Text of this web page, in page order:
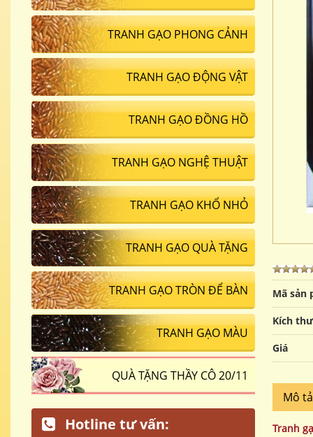
Mã sản
Kích
Giá
Mô
Tranh
TRANH GẠO PHONG CẢNH
TRANH GẠO ĐỘNG VẬT
TRANH GẠO ĐỒNG HỒ
TRANH GẠO NGHỆ THUẬT
TRANH GẠO KHỔ NHỎ
TRANH GẠO QUÀ TẶNG
TRANH GẠO TRÒN ĐỂ BÀN
TRANH GẠO MÀU
QUÀ TẶNG THẦY CÔ 20/11
Hotline tư vấn: